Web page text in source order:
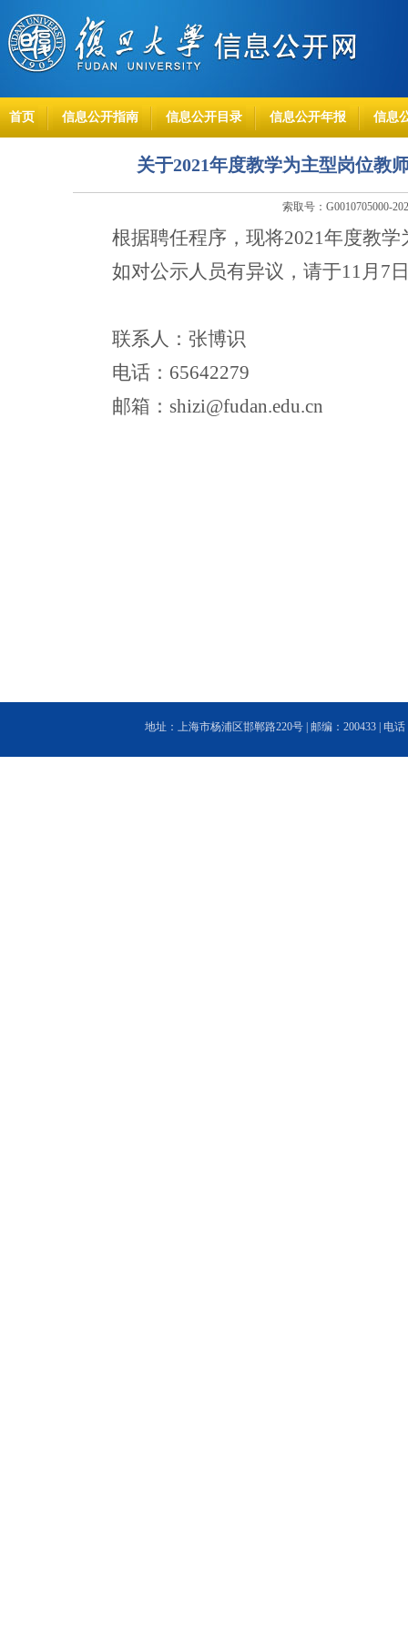
首页 信息公开指南 信息公开目录 信息公开年报 信息
关于2021年度教学为主型岗位教
索取号：G0010705000-
根据聘任程序，现将2021年度教学
如对公示人员有异议，请于11 月 7
联系人：张博识
电话： 65642279
邮箱： shizi@fudan.edu.cn
地址：上海市杨浦区邯郸路220号 | 邮编：200433 | 电